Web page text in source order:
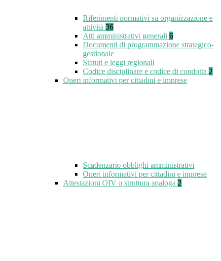
Riferimenti normativi su organizzazione e
attività 36
Atti amministrativi generali 6
Documenti di programmazione strategico-
gestionale
Statuti e leggi regionali
Codice disciplinare e codice di condotta 2
Oneri informativi per cittadini e imprese
Scadenzario obblighi amministrativi
Oneri informativi per cittadini e imprese
Attestazioni OIV o struttura analoga 2